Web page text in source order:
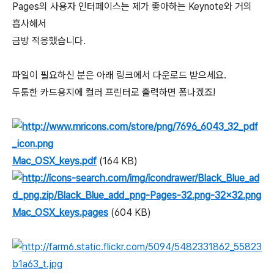
Pages의 사용자 인터페이스는 제가 좋아하는 Keynote와 거의
흡사해서
금방 적응했습니다.
파일이 필요하신 분은 아래 링크에서 다운로드 받으세요.
두툼한 카드용지에 컬러 프린터로 출력하면 폼나겠죠!
Mac_OSX_keys.pdf (164 KB)
Mac_OSX_keys.pages (604 KB)